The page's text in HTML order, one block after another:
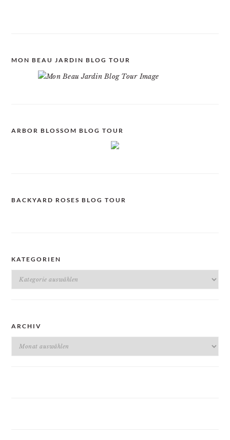
MON BEAU JARDIN BLOG TOUR
ARBOR BLOSSOM BLOG TOUR
BACKYARD ROSES BLOG TOUR
KATEGORIEN
Kategorien
ARCHIV
Archiv